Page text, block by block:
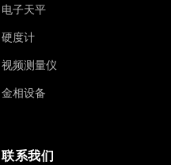
电子天平
硬度计
视频测量仪
金相设备
联系我们